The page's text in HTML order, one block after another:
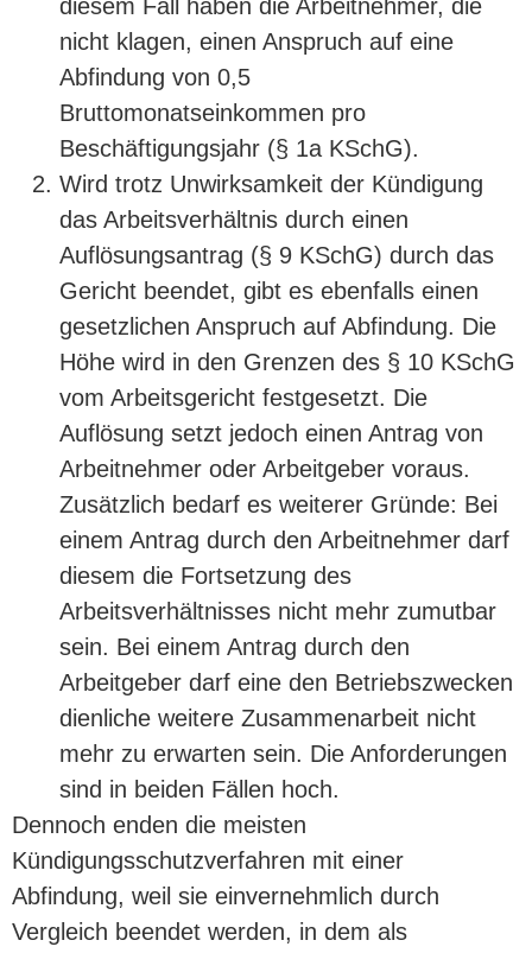
diesem Fall haben die Arbeitnehmer, die
nicht klagen, einen Anspruch auf eine
Abfindung von 0,5
Bruttomonatseinkommen pro
Beschäftigungsjahr (§ 1a KSchG).
Wird trotz Unwirksamkeit der Kündigung
das Arbeitsverhältnis durch einen
Auflösungsantrag (§ 9 KSchG) durch das
Gericht beendet, gibt es ebenfalls einen
gesetzlichen Anspruch auf Abfindung. Die
Höhe wird in den Grenzen des § 10 KSchG
vom Arbeitsgericht festgesetzt. Die
Auflösung setzt jedoch einen Antrag von
Arbeitnehmer oder Arbeitgeber voraus.
Zusätzlich bedarf es weiterer Gründe: Bei
einem Antrag durch den Arbeitnehmer darf
diesem die Fortsetzung des
Arbeitsverhältnisses nicht mehr zumutbar
sein. Bei einem Antrag durch den
Arbeitgeber darf eine den Betriebszwecken
dienliche weitere Zusammenarbeit nicht
mehr zu erwarten sein. Die Anforderungen
sind in beiden Fällen hoch.
Dennoch enden die meisten
Kündigungsschutzverfahren mit einer
Abfindung, weil sie einvernehmlich durch
Vergleich beendet werden, in dem als